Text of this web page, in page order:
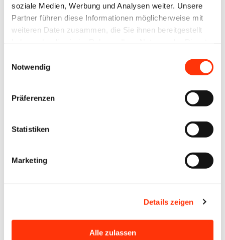
soziale Medien, Werbung und Analysen weiter. Unsere
Partner führen diese Informationen möglicherweise mit
weiteren Daten zusammen, die Sie ihnen bereitgestellt
Notwendig
Präferenzen
Statistiken
Marketing
Details zeigen
Alle zulassen
finden Sie auf der Webseite des Rats:
https://www.consilium.europa.eu/de/press/press-
releases/2024/12/03/eu-deforestation-law-council-
https://www.europarl.europa.eu/news/en/press-
room/20241121IPR25541/deforestation-law-
agreement-with-council-gives-companies-extra-year-
to-comply
Nächste Schritte: Formale Annahme und
Veröffentlichung